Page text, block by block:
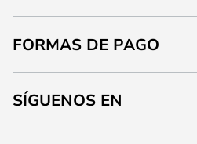
FORMAS DE PAGO
SÍGUENOS EN